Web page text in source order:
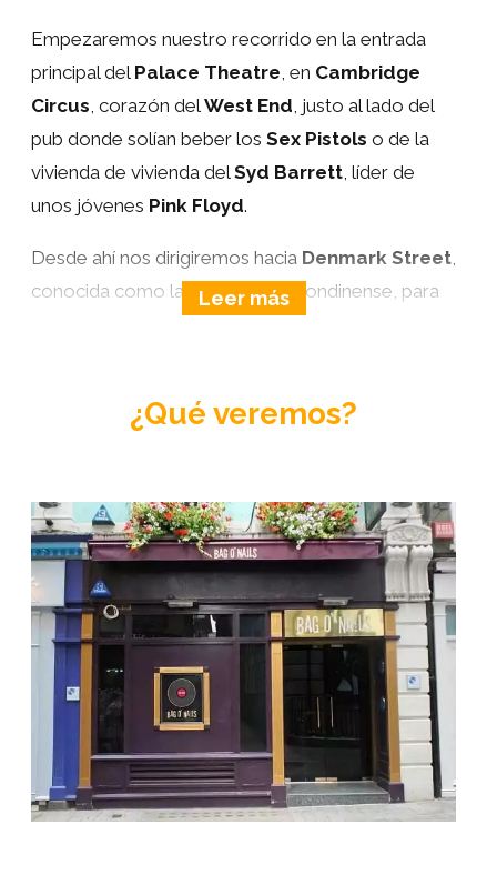
Empezaremos nuestro recorrido en la entrada
principal del Palace Theatre , en Cambridge
Circus , corazón del West End , justo al lado del
pub donde solían beber los Sex Pistols o de la
vivienda de vivienda del Syd Barrett, líder de
unos jóvenes Pink Floyd.
Desde ahí nos dirigiremos hacia Denmark Street,
conocida como la Tin Pan Alley londinense, para
un joven David Jones, antes de convertirse en
antro donde estuvieron viviendo una temporada
unos jóvenesSex Pistols. Ya ves, todo en una
sola calle.
Después de haber digerido tanta información, os
mostraremos el Jazz Venue favorito de
Amy
Winehouse
antes de llegar a los famosos MPL
Studios
, el cuartel general desde donde
Paul
McCartneydirige ahora su imperio. Pasando por
delante del celebreRonnie Scott’sy través de
¿Qué veremos?